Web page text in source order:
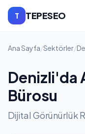
T TEPESEO
Ana Sayfa/Sektörler/
Denizli'da
Bürosu
Dijital Görünürlük